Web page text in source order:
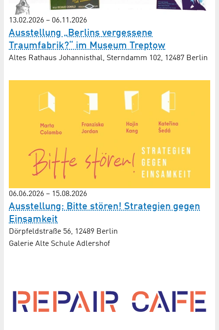
13.02.2026 – 06.11.2026
Ausstellung „Berlins vergessene
Traumfabrik?“ im Museum Treptow
Altes Rathaus Johannisthal, Sterndamm 102, 12487 Berlin
06.06.2026 – 15.08.2026
Ausstellung: Bitte stören! Strategien gegen
Einsamkeit
Dörpfeldstraße 56, 12489 Berlin
Galerie Alte Schule Adlershof